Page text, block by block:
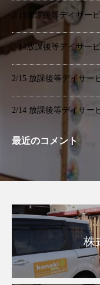
2/15放課後等デイサー
2/14放課後等デイサー
2/15 放課後等デイサー
2/14 放課後等デイサー
最近のコメント
株